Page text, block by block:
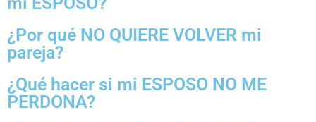
¿Por qué NO QUIERE VOLVER mi
pareja?
¿Qué hacer si mi ESPOSO NO ME
PERDONA?